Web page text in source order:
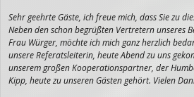
Sehr geehrte Gäste, ich freue mich, dass Sie zu
Neben den schon begrüßten Vertretern unseres
Frau Würger, möchte ich mich ganz herzlich
unsere Referatsleiterin, heute Abend zu uns
unserem großen Kooperationspartner, der
Kipp, heute zu unseren Gästen gehört. Vielen